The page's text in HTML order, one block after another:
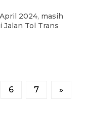
2024, masih
Tol Trans
6 7 »